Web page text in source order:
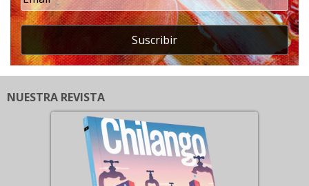
Suscribir
NUESTRA REVISTA